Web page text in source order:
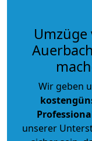
Wir geben
unserer